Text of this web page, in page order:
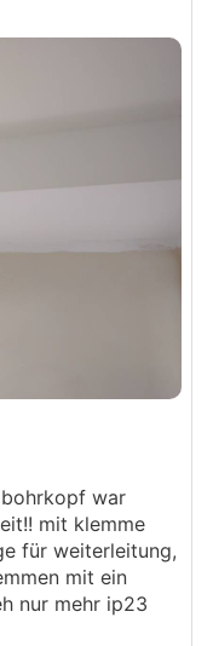
bohrkopf war
mit klemme
für weiterleitung,
mit ein
nur mehr ip23